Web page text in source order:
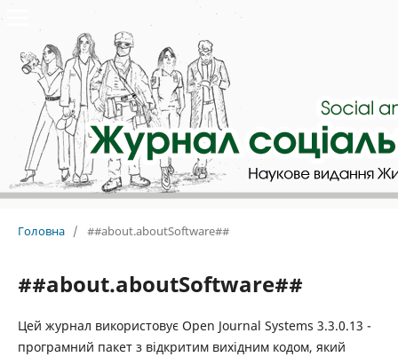
Головна / ##about.aboutSoftware##
##about.aboutSoftware##
Цей журнал використовує Open Journal Systems 3.3.0.13 -
програмний пакет з відкритим вихідним кодом, який